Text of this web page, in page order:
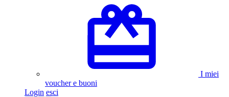
I miei
voucher e buoni
Login esci